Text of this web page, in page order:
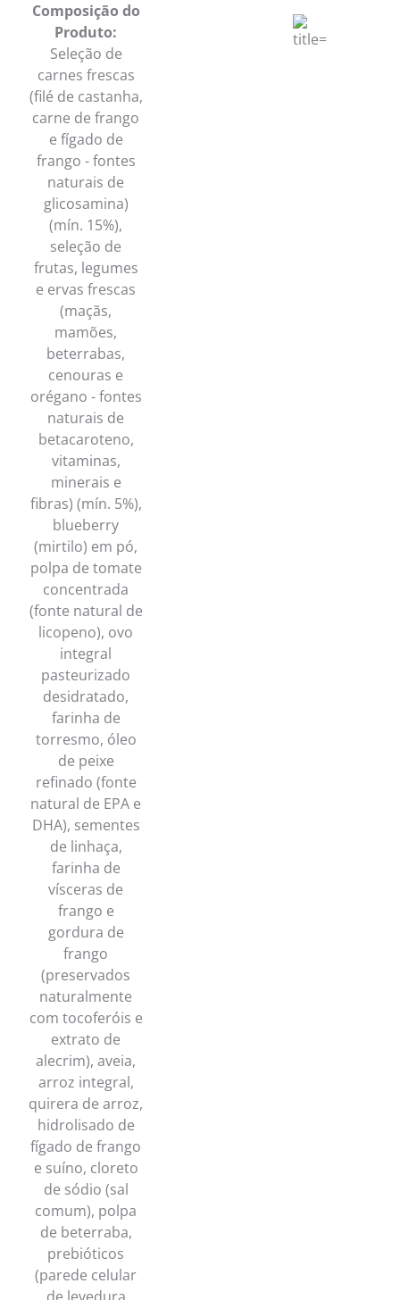
Composição do
Produto:
Seleção de
carnes frescas
(filé de castanha,
carne de frango
e fígado de
frango - fontes
naturais de
glicosamina)
(mín. 15%),
seleção de
frutas, legumes
e ervas frescas
(maçãs,
mamões,
beterrabas,
cenouras e
orégano - fontes
naturais de
betacaroteno,
vitaminas,
minerais e
fibras) (mín. 5%),
blueberry
(mirtilo) em pó,
polpa de tomate
concentrada
(fonte natural de
licopeno), ovo
integral
pasteurizado
desidratado,
farinha de
torresmo, óleo
de peixe
refinado (fonte
natural de EPA e
DHA), sementes
de linhaça,
farinha de
vísceras de
frango e
gordura de
frango
(preservados
naturalmente
com tocoferóis e
extrato de
alecrim), aveia,
arroz integral,
quirera de arroz,
hidrolisado de
fígado de frango
e suíno, cloreto
de sódio (sal
comum), polpa
de beterraba,
prebióticos
(parede celular